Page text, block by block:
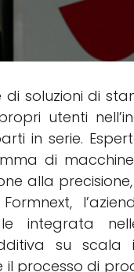
soluzioni di
utenti
in serie.
di
alla
integrata
su scala
processo di